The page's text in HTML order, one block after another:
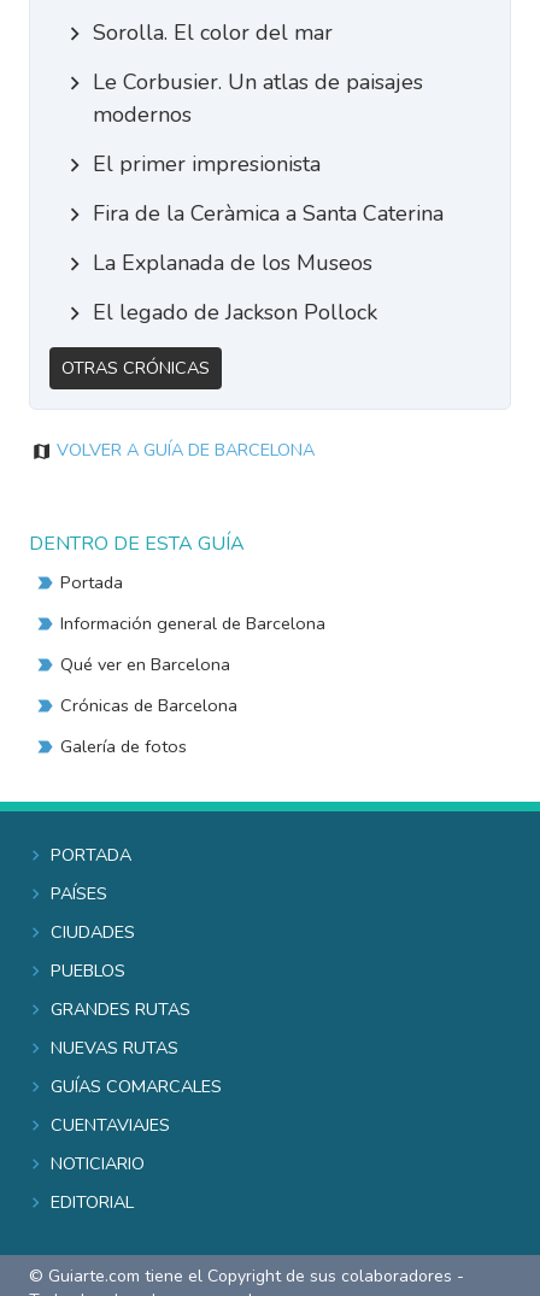
Sorolla. El color del mar
Le Corbusier. Un atlas de paisajes
modernos
El primer impresionista
Fira de la Ceràmica a Santa Caterina
La Explanada de los Museos
El legado de Jackson Pollock
Otras Crónicas
Volver a Guía de Barcelona
DENTRO DE ESTA GUÍA
Portada
Información general de Barcelona
Qué ver en Barcelona
Crónicas de Barcelona
Galería de fotos
Portada
Países
Ciudades
Pueblos
Grandes rutas
Nuevas rutas
Guías comarcales
Cuentaviajes
Noticiario
Editorial
© Guiarte.com tiene el Copyright de sus colaboradores -